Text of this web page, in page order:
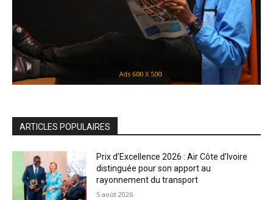
ARTICLES POPULAIRES
Prix d’Excellence 2026 : Air Côte d’Ivoire
distinguée pour son apport au
rayonnement du transport
5 août 2026